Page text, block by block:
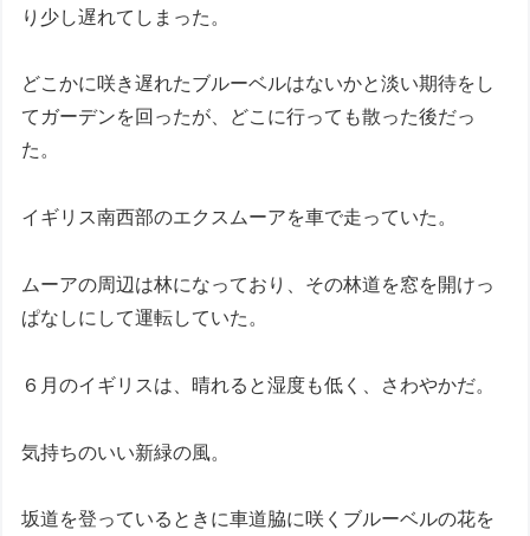
り少し遅れてしまった。
どこかに咲き遅れたブルーベルはないかと淡い期待をし
てガーデンを回ったが、どこに行っても散った後だっ
た。
イギリス南西部のエクスムーアを車で走っていた。
ムーアの周辺は林になっており、その林道を窓を開けっ
ぱなしにして運転していた。
６月のイギリスは、晴れると湿度も低く、さわやかだ。
気持ちのいい新緑の風。
坂道を登っているときに車道脇に咲くブルーベルの花を